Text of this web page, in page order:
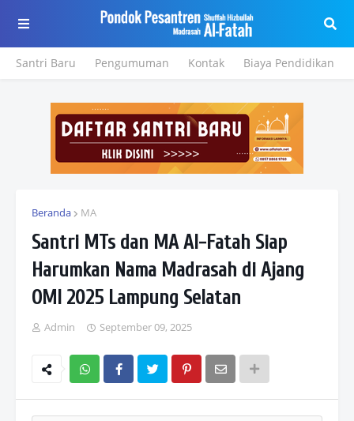
Santri Baru Pengumuman Kontak Biaya Pendidikan
Beranda MA
Santri MTs dan MA Al-Fatah Siap
Harumkan Nama Madrasah di Ajang
OMI 2025 Lampung Selatan
Admin September 09, 2025
Wh